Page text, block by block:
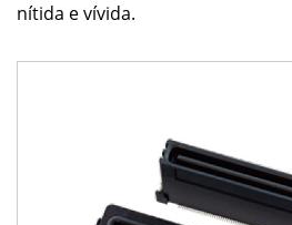
nítida e vívida.